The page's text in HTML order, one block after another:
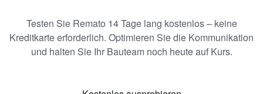
Testen Sie Remato 14 Tage lang kostenlos – keine
Kreditkarte erforderlich. Optimieren Sie die Kommunikation
und halten Sie Ihr Bauteam noch heute auf Kurs.